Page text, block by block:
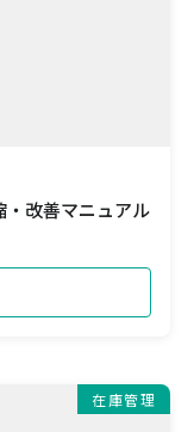
改善マニュアル
在庫管理